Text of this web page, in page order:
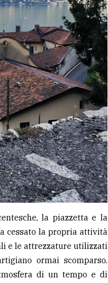
la piazzetta e la
cessato la propria attività
e le attrezzature utilizzati
ormai scomparso.
di un tempo e di